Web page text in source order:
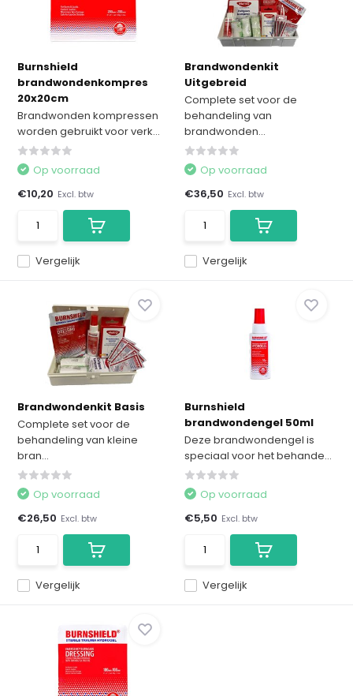
Burnshield
brandwondenkompres
20x20cm
Brandwonden kompressen
worden gebruikt voor verk...
Vergelijk
Op voorraad
€10,20 Excl. btw
Brandwondenkit
Uitgebreid
Complete set voor de
behandeling van
brandwonden...
Vergelijk
Op voorraad
€36,50 Excl. btw
Brandwondenkit Basis
Complete set voor de
behandeling van kleine
bran...
Vergelijk
Op voorraad
€26,50 Excl. btw
Burnshield
brandwondengel 50ml
Deze brandwondengel is
speciaal voor het behande...
Vergelijk
Op voorraad
€5,50 Excl. btw